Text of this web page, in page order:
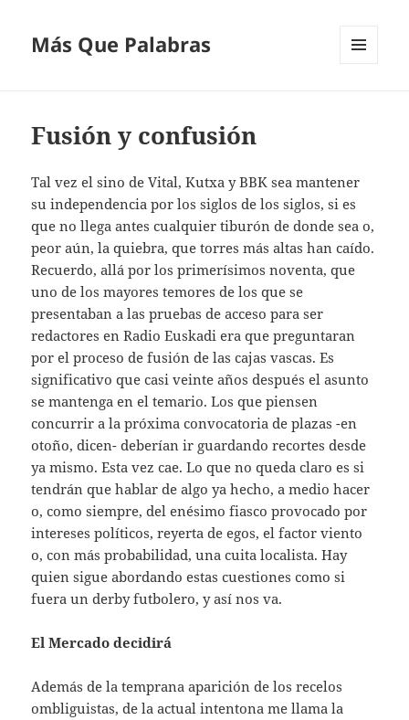
Más Que Palabras
Fusión y confusión
Tal vez el sino de Vital, Kutxa y BBK sea mantener
su independencia por los siglos de los siglos, si es
que no llega antes cualquier tiburón de donde sea o,
peor aún, la quiebra, que torres más altas han caído.
Recuerdo, allá por los primerísimos noventa, que
uno de los mayores temores de los que se
presentaban a las pruebas de acceso para ser
redactores en Radio Euskadi era que preguntaran
por el proceso de fusión de las cajas vascas. Es
significativo que casi veinte años después el asunto
se mantenga en el temario. Los que piensen
concurrir a la próxima convocatoria de plazas -en
otoño, dicen- deberían ir guardando recortes desde
ya mismo. Esta vez cae. Lo que no queda claro es si
tendrán que hablar de algo ya hecho, a medio hacer
o, como siempre, del enésimo fiasco provocado por
intereses políticos, reyerta de egos, el factor viento
o, con más probabilidad, una cuita localista. Hay
quien sigue abordando estas cuestiones como si
fuera un derby futbolero, y así nos va.
El Mercado decidirá
Además de la temprana aparición de los recelos
ombliguistas, de la actual intentona me llama la